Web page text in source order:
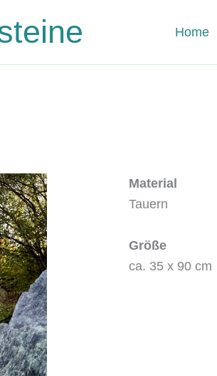
Home
Material
Tauern
Größe
ca. 35 x 90 cm